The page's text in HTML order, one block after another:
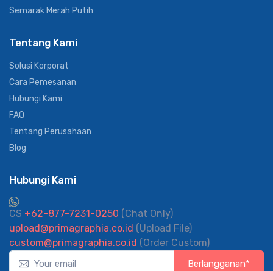
Semarak Merah Putih
Tentang Kami
Solusi Korporat
Cara Pemesanan
Hubungi Kami
FAQ
Tentang Perusahaan
Blog
Hubungi Kami
CS +62-877-7231-0250 (Chat Only)
upload@primagraphia.co.id (Upload File)
custom@primagraphia.co.id (Order Custom)
Berlangganan*